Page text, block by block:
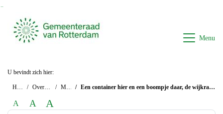
Menu
U bevindt zich hier:
Home Overzichten Moties Een container hier en een boompje daar, de wijkraden krijgen het dit keer wel voor elkaar!
A A A